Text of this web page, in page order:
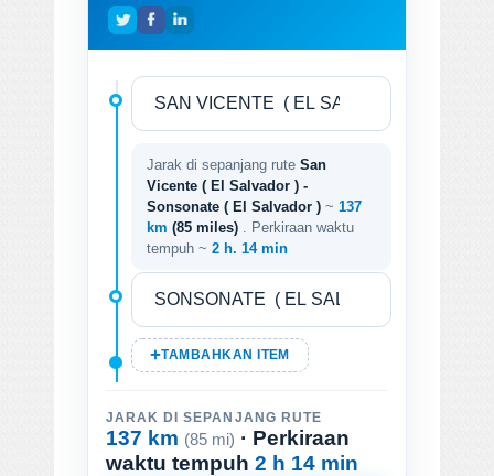
Jarak di sepanjang rute San
Vicente ( El Salvador ) -
Sonsonate ( El Salvador ) ~ 137
km (85 miles)
. Perkiraan waktu
tempuh ~ 2 h. 14 min
TAMBAHKAN ITEM
JARAK DI SEPANJANG RUTE
137 km (85 mi) · Perkiraan
waktu tempuh 2 h 14 min